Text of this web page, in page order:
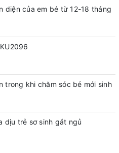
diện của em bé từ 12-18 tháng
trong khi chăm sóc bé mới sinh
dịu trẻ sơ sinh gắt ngủ